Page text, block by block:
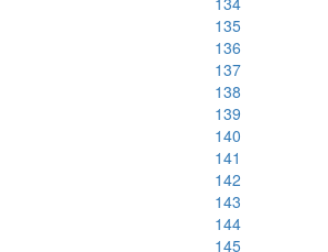
135
136
137
138
139
140
141
142
143
144
145